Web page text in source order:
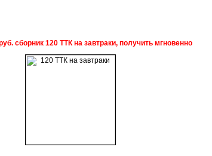
сборник 120 ТТК на завтраки, получить мгновенно